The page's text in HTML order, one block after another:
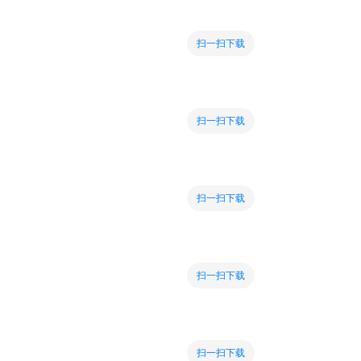
扫一扫下载
扫一扫下载
扫一扫下载
扫一扫下载
扫一扫下载